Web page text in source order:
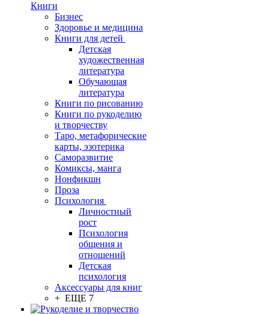
Книги
Бизнес
Здоровье и медицина
Книги для детей
Детская
художественная
литература
Обучающая
литература
Книги по рисованию
Книги по рукоделию
и творчеству
Таро, метафорические
карты, эзотерика
Саморазвитие
Комиксы, манга
Нонфикшн
Проза
Психология
Личностный
рост
Психология
общения и
отношений
Детская
психология
Аксессуары для книг
+ ЕЩЕ 7